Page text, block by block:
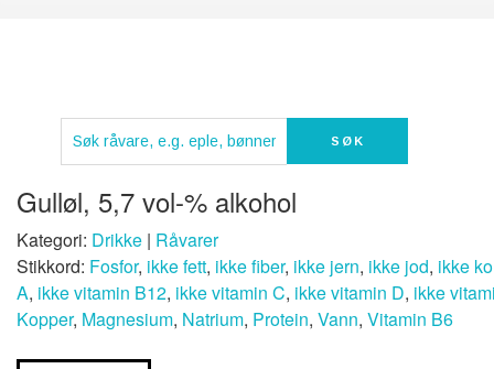
Gulløl, 5,7 vol-% alkohol
Kategori: Drikke | Råvarer
Stikkord: Fosfor, ikke fett, ikke fiber, ikke jern, ikke jod, ikke
A, ikke vitamin B12, ikke vitamin C, ikke vitamin D, ikke
Kopper, Magnesium, Natrium, Protein, Vann, Vitamin B6